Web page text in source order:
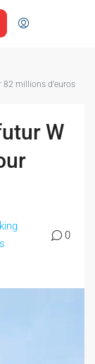
millions d’euros
W
0